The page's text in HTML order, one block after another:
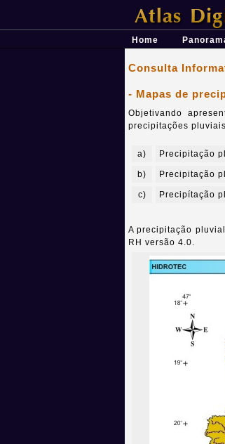
Átlas Digital das
Home
Consulta
- Mapas de
Objetivando
precipitações
a) Precipitação
b) Precipitação
c) Precipítação
A precipitação
RH versão 4.0.